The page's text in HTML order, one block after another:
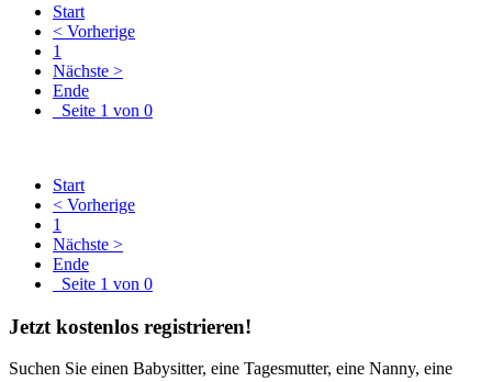
Start
< Vorherige
1
Nächste >
Ende
Seite 1 von 0
Start
< Vorherige
1
Nächste >
Ende
Seite 1 von 0
Jetzt kostenlos registrieren!
Suchen Sie einen Babysitter, eine Tagesmutter, eine Nanny, eine